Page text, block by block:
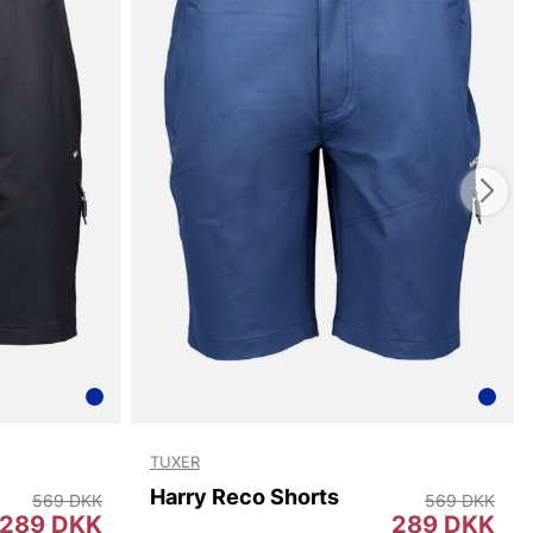
kombinerer enkel design med praktiske detaljer og
udtryk, der holder stilen sæson efter sæson.
er et pålideligt valg for dig, der ønsker komfort,
stil, der fungerer i mange forskellige situationer. For
et alsidigt jeans med god pasform og kvalitetsfølelse,
Jeans et stærkt valg.
handler i vores webshop. Besøg os også i vores butik i
mere på www.vfo.se
289 DKK
569 DKK
TUXER
Harry Reco Shorts
289 DKK
569 DKK